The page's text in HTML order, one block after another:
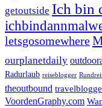
getoutside Ich bin
letsgosomewhere
ourplanetdaily
Radurlaub reiseblogger
theoutbound
VoordenGraphy.com